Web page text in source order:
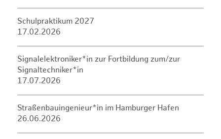
Schulpraktikum 2027
17.02.2026
Signalelektroniker*in zur Fortbildung zum/zur
Signaltechniker*in
17.07.2026
Straßenbauingenieur*in im Hamburger Hafen
26.06.2026